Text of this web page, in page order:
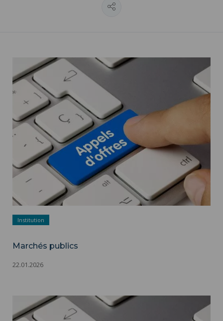
Marchés publics ">
Marchés publics - Appels d'offres - Adobestock
Institution
Marchés publics
22.01.2026
Marchés publics ">